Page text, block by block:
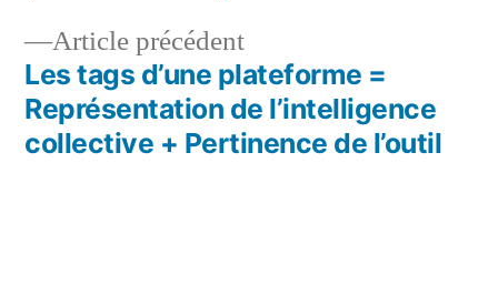
l’article
Article précédentArticle
précédent :
Les tags d’une plateforme =
Représentation de l’intelligence
collective + Pertinence de l’outil